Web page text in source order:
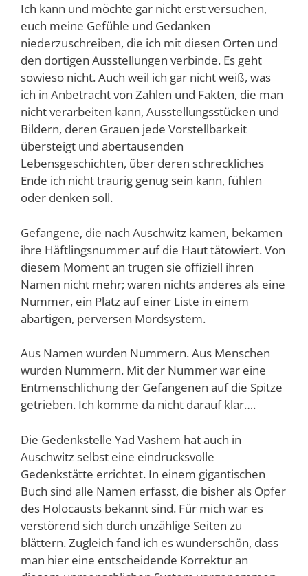
Ich kann und möchte gar nicht erst versuchen,
euch meine Gefühle und Gedanken
niederzuschreiben, die ich mit diesen Orten und
den dortigen Ausstellungen verbinde. Es geht
sowieso nicht. Auch weil ich gar nicht weiß, was
ich in Anbetracht von Zahlen und Fakten, die man
nicht verarbeiten kann, Ausstellungsstücken und
Bildern, deren Grauen jede Vorstellbarkeit
übersteigt und abertausenden
Lebensgeschichten, über deren schreckliches
Ende ich nicht traurig genug sein kann, fühlen
oder denken soll.
Gefangene, die nach Auschwitz kamen, bekamen
ihre Häftlingsnummer auf die Haut tätowiert. Von
diesem Moment an trugen sie offiziell ihren
Namen nicht mehr; waren nichts anderes als eine
Nummer, ein Platz auf einer Liste in einem
abartigen, perversen Mordsystem.
Aus Namen wurden Nummern. Aus Menschen
wurden Nummern. Mit der Nummer war eine
Entmenschlichung der Gefangenen auf die Spitze
getrieben. Ich komme da nicht darauf klar….
Die Gedenkstelle Yad Vashem hat auch in
Auschwitz selbst eine eindrucksvolle
Gedenkstätte errichtet. In einem gigantischen
Buch sind alle Namen erfasst, die bisher als Opfer
des Holocausts bekannt sind. Für mich war es
verstörend sich durch unzählige Seiten zu
blättern. Zugleich fand ich es wunderschön, dass
man hier eine entscheidende Korrektur an